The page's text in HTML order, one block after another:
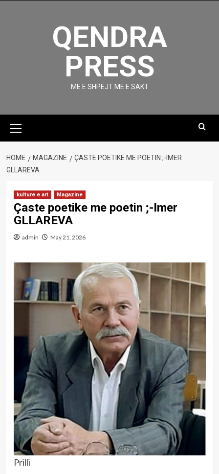
QENDRA
PRESS
ME E SHPEJT ME E SAKT
Menu
HOME MAGAZINE
ÇASTE POETIKE ME POETIN ;-IMER
GLLAREVA
kulture e art Magazine
Çaste poetike me poetin ;-Imer
GLLAREVA
admin May 21, 2026
Prilli